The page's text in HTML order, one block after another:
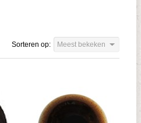
Sorteren op: Meest bekeken